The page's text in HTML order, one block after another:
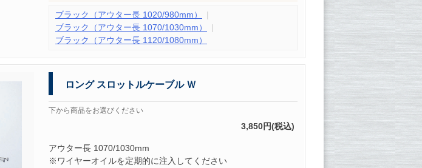
ブラック（アウター長 1020/980mm）
ブラック（アウター長 1070/1030mm）
ブラック（アウター長 1120/1080mm）
ロング スロットルケーブル Ｗ
下から商品をお選びください
3,850円(税込)
アウター長 1070/1030mm
※ワイヤーオイルを定期的に注入してください